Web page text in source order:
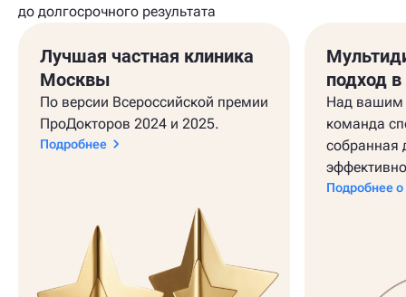
до долгосрочного результата
Лучшая частная клиника
Москвы
По версии Всероссийской премии
ПроДокторов 2024 и 2025.
Подробнее
подход
Над вашим
команда
собранная
Подробнее о